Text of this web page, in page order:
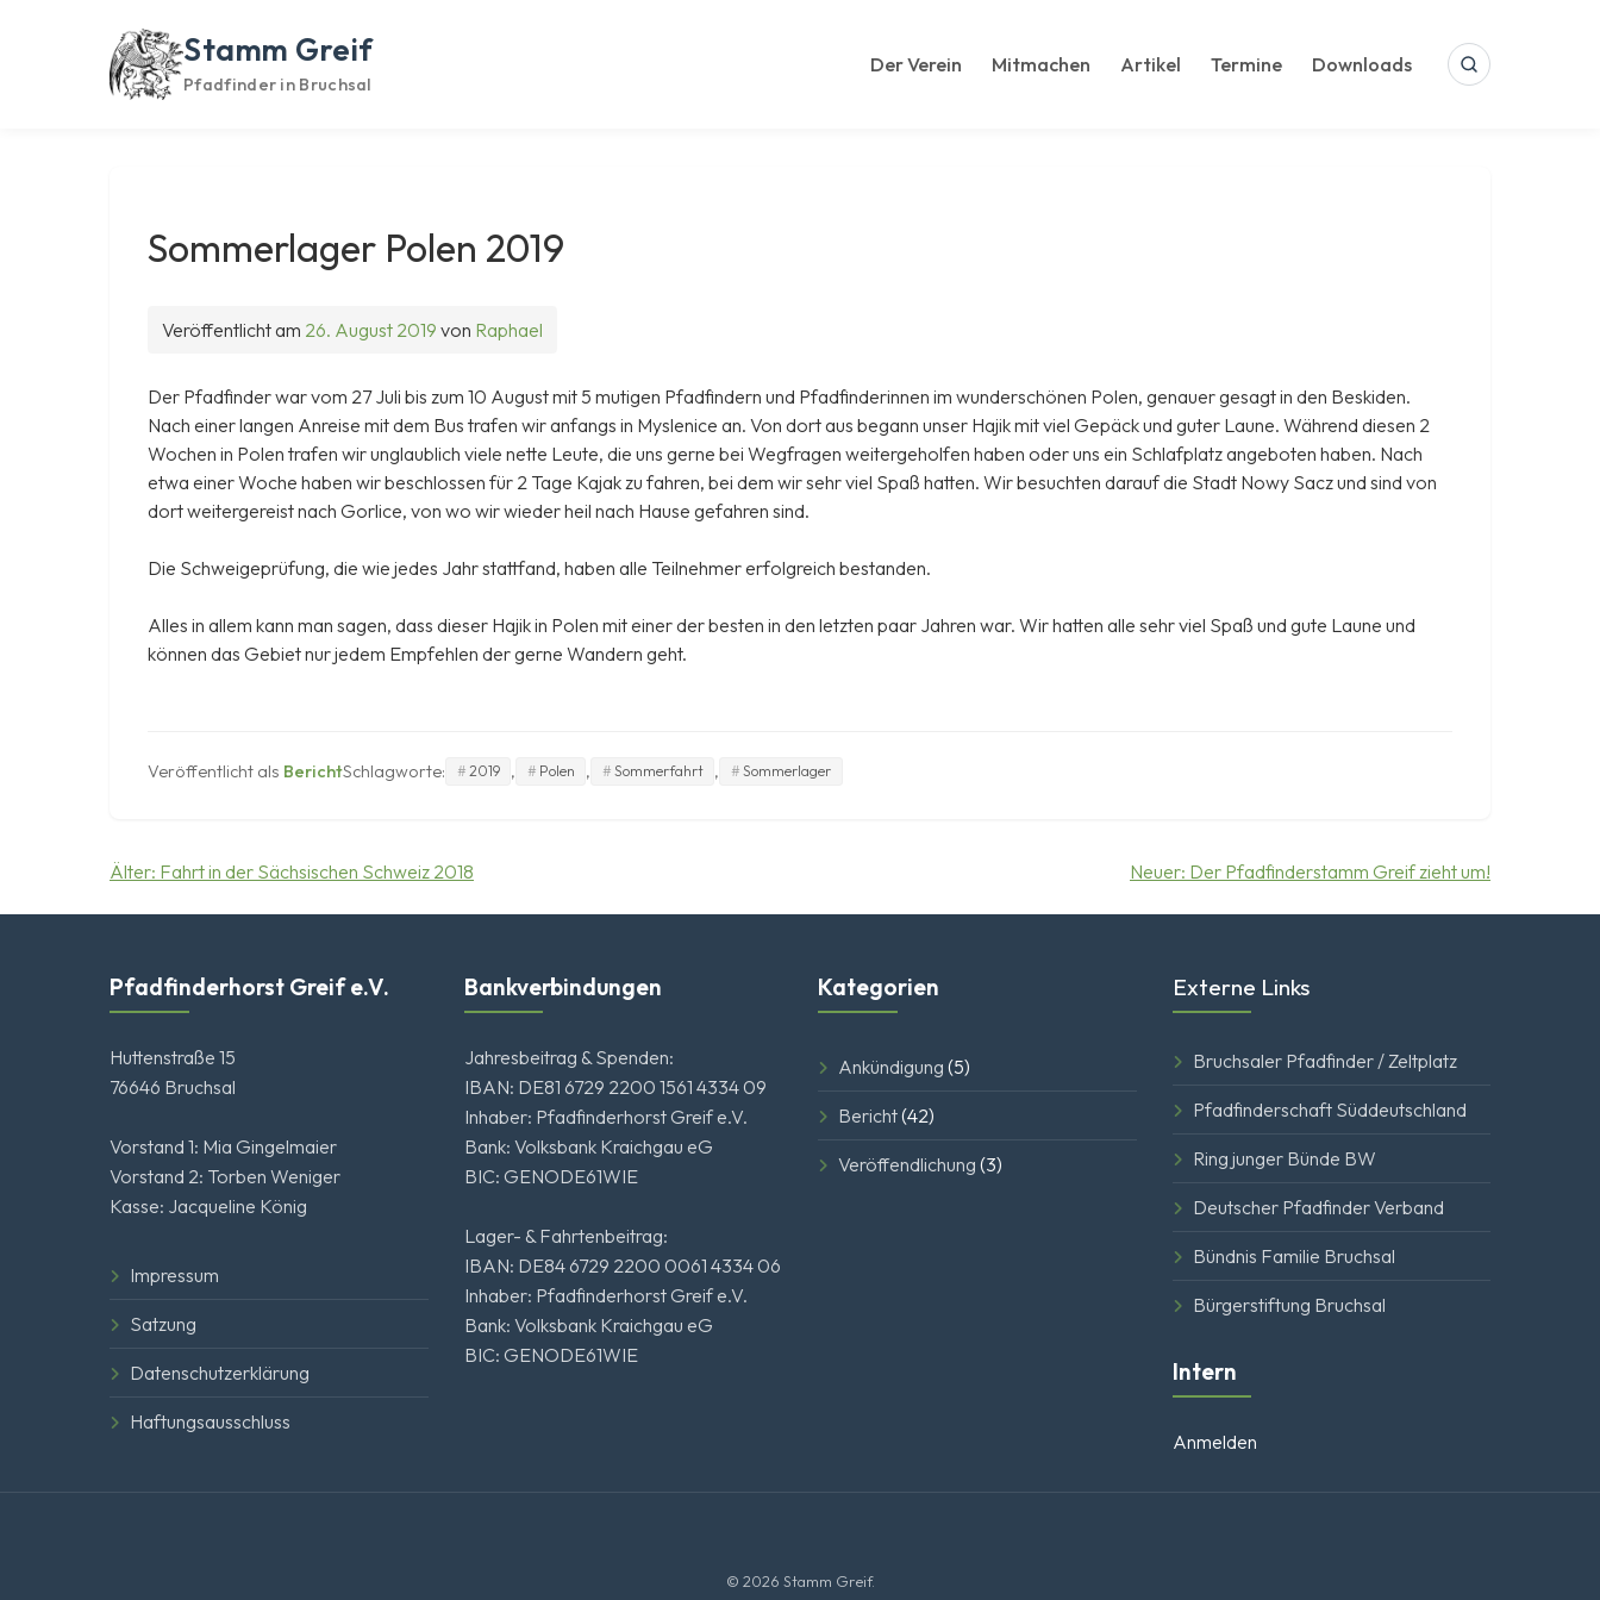
Stamm Greif
Pfadfinder in Bruchsal
Der Verein Mitmachen Artikel Termine Downloads Suche
Sommerlager Polen 2019
Veröffentlicht am 26. August 2019 von Raphael
Der Pfadfinder war vom 27 Juli bis zum 10 August mit 5 mutigen Pfadfindern und Pfadfinderinnen im wunderschönen Polen, genauer gesagt in den Beskiden.
Nach einer langen Anreise mit dem Bus trafen wir anfangs in Myslenice an. Von dort aus begann unser Hajik mit viel Gepäck und guter Laune. Während diesen 2
Wochen in Polen trafen wir unglaublich viele nette Leute, die uns gerne bei Wegfragen weitergeholfen haben oder uns ein Schlafplatz angeboten haben. Nach
etwa einer Woche haben wir beschlossen für 2 Tage Kajak zu fahren, bei dem wir sehr viel Spaß hatten. Wir besuchten darauf die Stadt Nowy Sacz und sind von
dort weitergereist nach Gorlice, von wo wir wieder heil nach Hause gefahren sind.
Die Schweigeprüfung, die wie jedes Jahr stattfand, haben alle Teilnehmer erfolgreich bestanden.
Alles in allem kann man sagen, dass dieser Hajik in Polen mit einer der besten in den letzten paar Jahren war. Wir hatten alle sehr viel Spaß und gute Laune und
können das Gebiet nur jedem Empfehlen der gerne Wandern geht.
Veröffentlicht als BerichtSchlagworte: 2019 , Polen , Sommerfahrt , Sommerlager
Beitragsnavigation
Älter: Fahrt in der Sächsischen Schweiz 2018 Neuer: Der Pfadfinderstamm Greif zieht um!
Pfadfinderhorst Greif e.V.
Huttenstraße 15
76646 Bruchsal
Vorstand 1: Mia Gingelmaier
Vorstand 2: Torben Weniger
Kasse: Jacqueline König
Impressum
Satzung
Datenschutzerklärung
Haftungsausschluss
Bankverbindungen
Jahresbeitrag & Spenden:
IBAN: DE81 6729 2200 1561 4334 09
Inhaber: Pfadfinderhorst Greif e.V.
Bank: Volksbank Kraichgau eG
BIC: GENODE61WIE
Lager- & Fahrtenbeitrag:
IBAN: DE84 6729 2200 0061 4334 06
Inhaber: Pfadfinderhorst Greif e.V.
Bank: Volksbank Kraichgau eG
BIC: GENODE61WIE
Kategorien
Ankündigung (5)
Bericht(42)
Veröffendlichung (3)
Externe Links
Bruchsaler Pfadfinder / Zeltplatz
Pfadfinderschaft Süddeutschland
Ring junger Bünde BW
Deutscher Pfadfinder Verband
Bündnis Familie Bruchsal
Bürgerstiftung Bruchsal
Intern
Anmelden
© 2026 Stamm Greif.